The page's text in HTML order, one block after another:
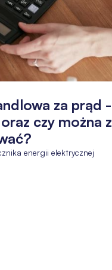
za prąd
czy można